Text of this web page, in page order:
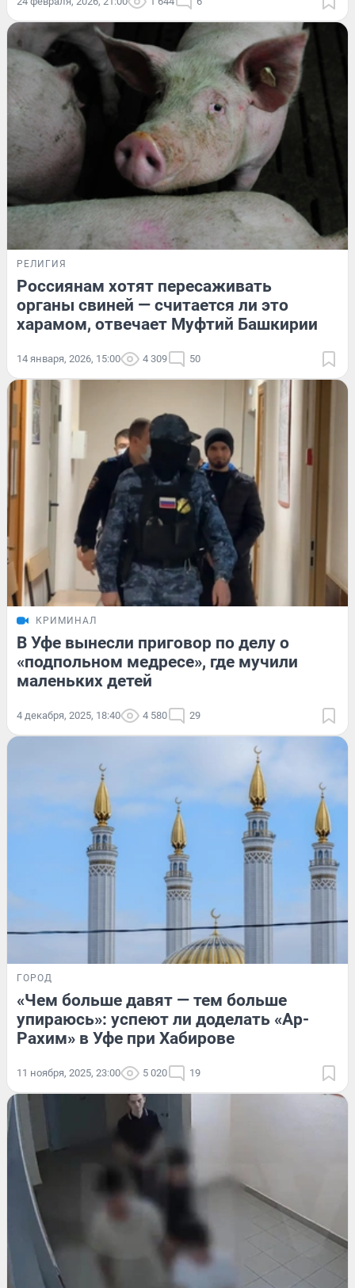
РЕЛИГИЯ
Россиянам хотят пересаживать
органы свиней — считается ли это
харамом, отвечает Муфтий Башкирии
14 января, 2026, 15:00 4 309 50
КРИМИНАЛ
В Уфе вынесли приговор по делу о
«подпольном медресе», где мучили
маленьких детей
4 декабря, 2025, 18:40 4 580 29
ГОРОД
«Чем больше давят — тем больше
упираюсь»: успеют ли доделать «Ар-
Рахим» в Уфе при Хабирове
11 ноября, 2025, 23:00 5 020 19